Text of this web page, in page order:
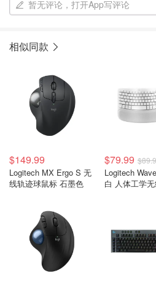
暂无评论，打开App写评论
相似同款
$149.99
Logitech MX Ergo S 无
线轨迹球鼠标 石墨色
$79.99
Logitech
白 人体工学